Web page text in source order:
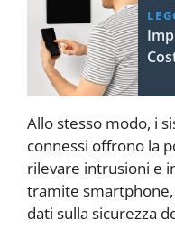
Allo stesso modo, i
connessi offrono la
rilevare intrusioni e
tramite
dati sulla sicurezza